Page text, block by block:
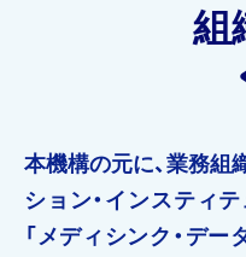
組
本機構の元に、業務組
ション・インスティ
「メディシンク・デー